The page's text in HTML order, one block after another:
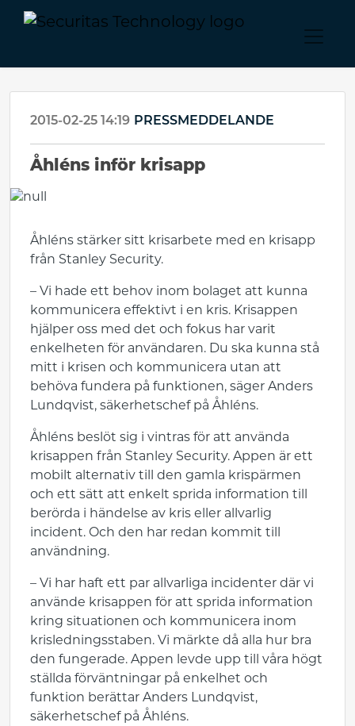
2015-02-25 14:19 PRESSMEDDELANDE
​Åhléns inför krisapp
Åhléns stärker sitt krisarbete med en krisapp
från Stanley Security.
– Vi hade ett behov inom bolaget att kunna
kommunicera effektivt i en kris. Krisappen
hjälper oss med det och fokus har varit
enkelheten för användaren. Du ska kunna stå
mitt i krisen och kommunicera utan att
behöva fundera på funktionen, säger Anders
Lundqvist, säkerhetschef på Åhléns.
Åhléns beslöt sig i vintras för att använda
krisappen från Stanley Security. Appen är ett
mobilt alternativ till den gamla krispärmen
och ett sätt att enkelt sprida information till
berörda i händelse av kris eller allvarlig
incident. Och den har redan kommit till
användning.
– Vi har haft ett par allvarliga incidenter där vi
använde krisappen för att sprida information
kring situationen och kommunicera inom
krisledningsstaben. Vi märkte då alla hur bra
den fungerade. Appen levde upp till våra högt
ställda förväntningar på enkelhet och
funktion berättar Anders Lundqvist,
säkerhetschef på Åhléns.